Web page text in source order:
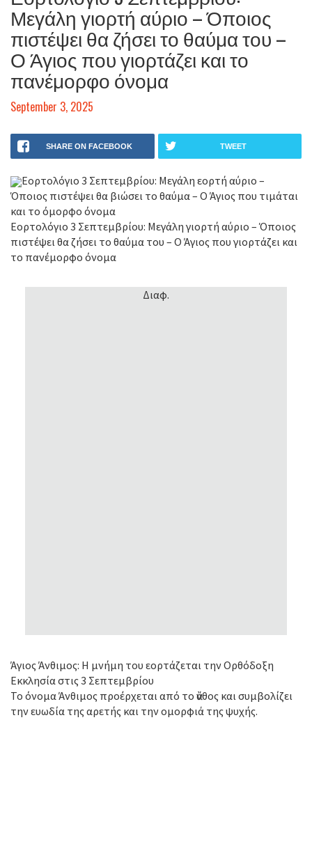
Μεγάλη γιορτή αύριο – Όποιος
πιστέψει θα ζήσει το θαύμα του –
Ο Άγιος που γιορτάζει και το
πανέμορφο όνομα
September 3, 2025
SHARE ON FACEBOOK TWEET
Εορτολόγιο 3 Σεπτεμβρίου: Μεγάλη εορτή αύριο –
Όποιος πιστέψει θα βιώσει το θαύμα – Ο Άγιος που τιμάται
και το όμορφο όνομα
Εορτολόγιο 3 Σεπτεμβρίου: Μεγάλη γιορτή αύριο – Όποιος
πιστέψει θα ζήσει το θαύμα του – Ο Άγιος που γιορτάζει και
το πανέμορφο όνομα
Διαφ.
Άγιος Άνθιμος: Η μνήμη του εορτάζεται την Ορθόδοξη
Εκκλησία στις 3 Σεπτεμβρίου
Το όνομα Άνθιμος προέρχεται από το ἄνθος και συμβολίζει
την ευωδία της αρετής και την ομορφιά της ψυχής.